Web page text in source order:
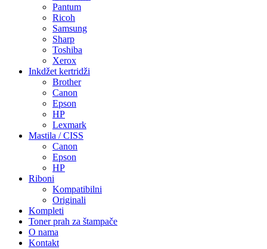
Pantum
Ricoh
Samsung
Sharp
Toshiba
Xerox
Inkdžet kertridži
Brother
Canon
Epson
HP
Lexmark
Mastila / CISS
Canon
Epson
HP
Riboni
Kompatibilni
Originali
Kompleti
Toner prah za štampače
O nama
Kontakt